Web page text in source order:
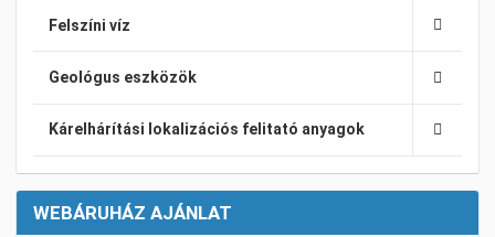
Felszíni víz
Geológus eszközök
Kárelhárítási lokalizációs felitató anyagok
WEBÁRUHÁZ AJÁNLAT